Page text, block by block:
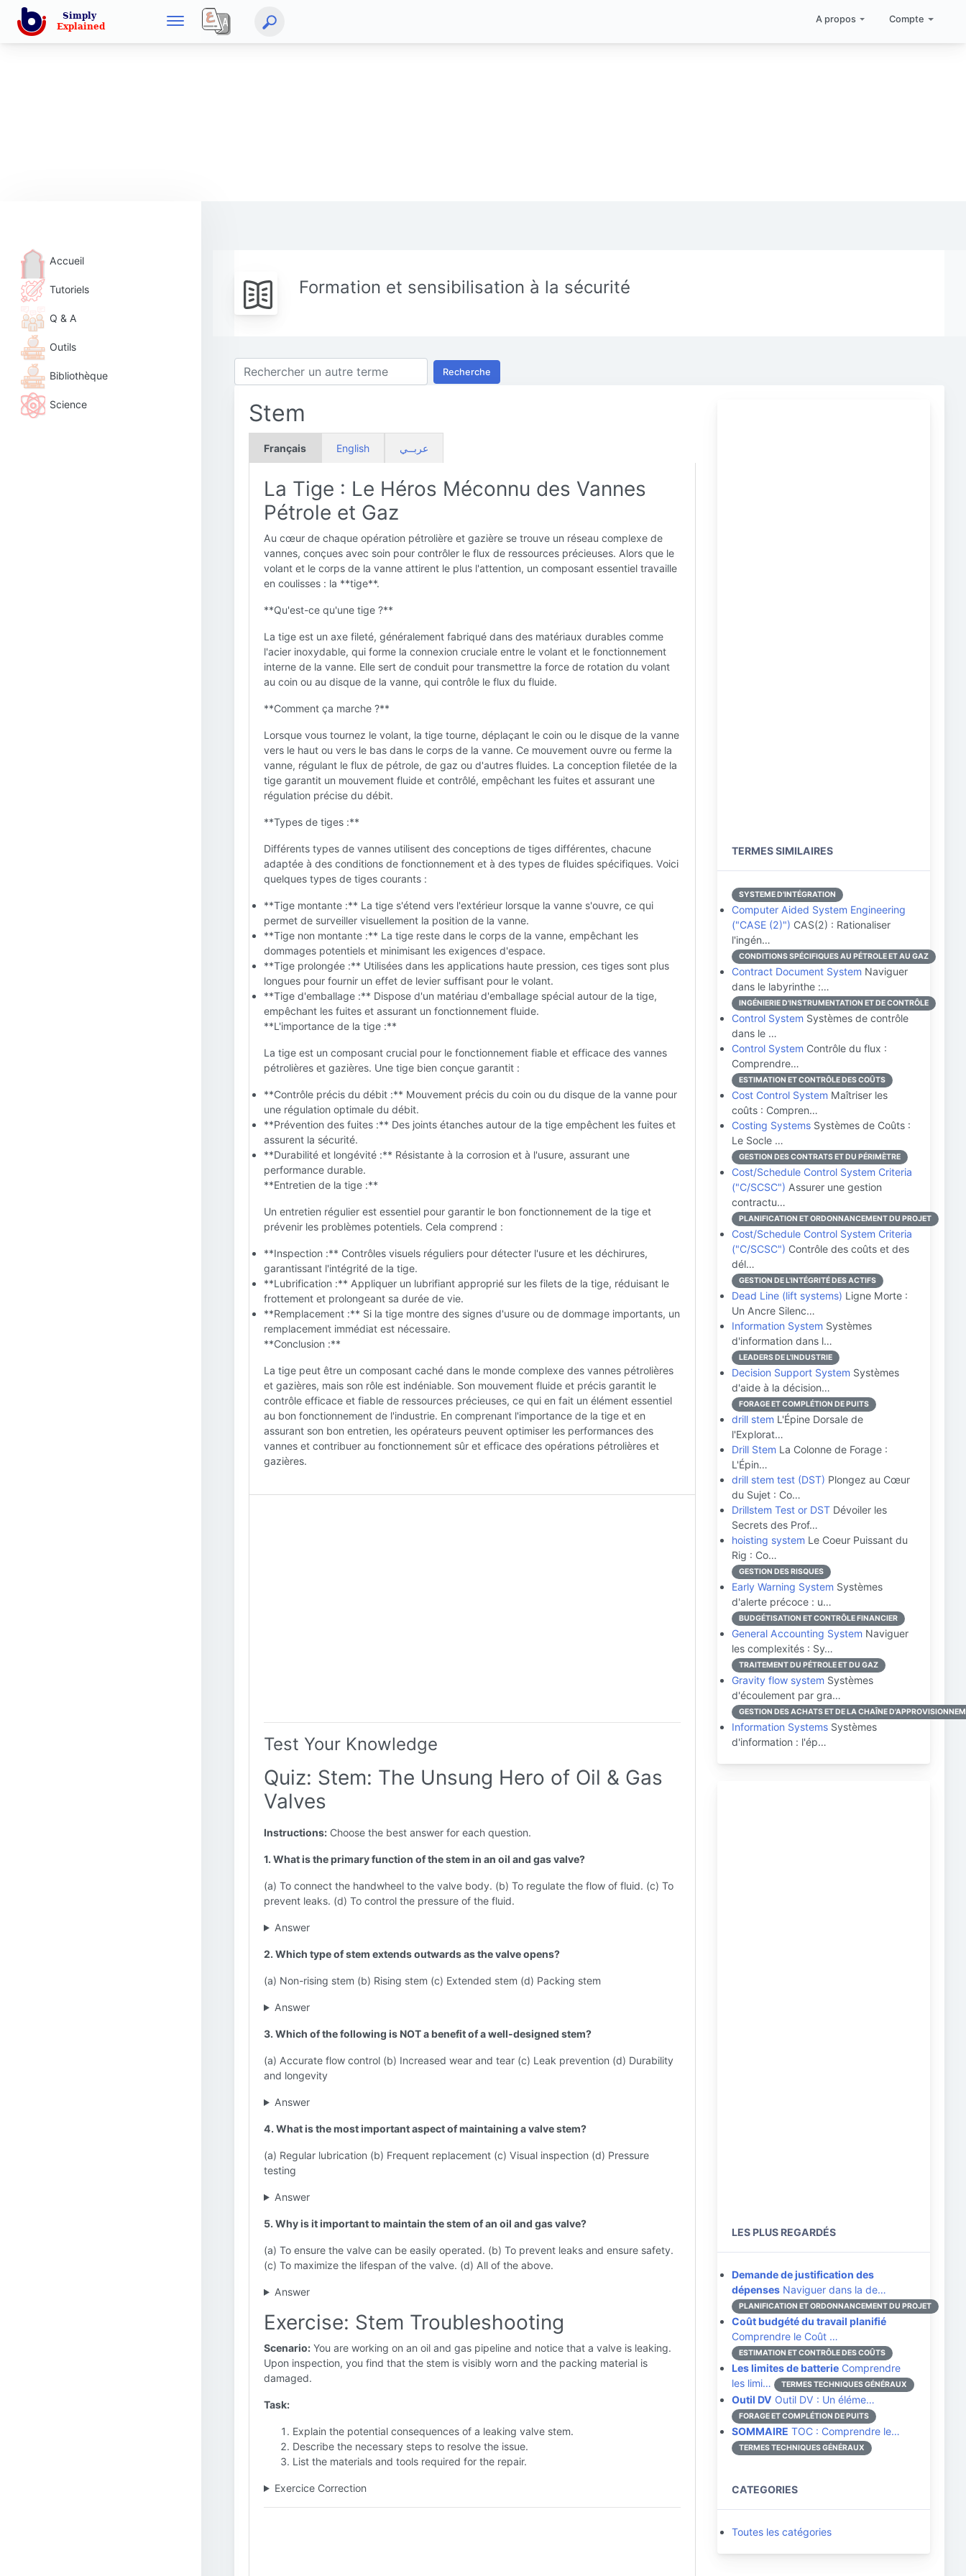
A propos Compte
Accueil
Tutoriels
Q & A
Outils
Bibliothèque
Science
Formation et sensibilisation à la sécurité
Recherche
Stem
Français English عربــي
La Tige : Le Héros Méconnu des Vannes
Pétrole et Gaz
Au cœur de chaque opération pétrolière et gazière se trouve un réseau complexe de
vannes, conçues avec soin pour contrôler le flux de ressources précieuses. Alors que le
volant et le corps de la vanne attirent le plus l'attention, un composant essentiel travaille
en coulisses : la **tige**.
**Qu'est-ce qu'une tige ?**
La tige est un axe fileté, généralement fabriqué dans des matériaux durables comme
l'acier inoxydable, qui forme la connexion cruciale entre le volant et le fonctionnement
interne de la vanne. Elle sert de conduit pour transmettre la force de rotation du volant
au coin ou au disque de la vanne, qui contrôle le flux du fluide.
**Comment ça marche ?**
Lorsque vous tournez le volant, la tige tourne, déplaçant le coin ou le disque de la vanne
vers le haut ou vers le bas dans le corps de la vanne. Ce mouvement ouvre ou ferme la
vanne, régulant le flux de pétrole, de gaz ou d'autres fluides. La conception filetée de la
tige garantit un mouvement fluide et contrôlé, empêchant les fuites et assurant une
régulation précise du débit.
**Types de tiges :**
Différents types de vannes utilisent des conceptions de tiges différentes, chacune
adaptée à des conditions de fonctionnement et à des types de fluides spécifiques. Voici
quelques types de tiges courants :
**Tige montante :** La tige s'étend vers l'extérieur lorsque la vanne s'ouvre, ce qui
permet de surveiller visuellement la position de la vanne.
**Tige non montante :** La tige reste dans le corps de la vanne, empêchant les
dommages potentiels et minimisant les exigences d'espace.
**Tige prolongée :** Utilisées dans les applications haute pression, ces tiges sont plus
longues pour fournir un effet de levier suffisant pour le volant.
**Tige d'emballage :** Dispose d'un matériau d'emballage spécial autour de la tige,
empêchant les fuites et assurant un fonctionnement fluide.
**L'importance de la tige :**
La tige est un composant crucial pour le fonctionnement fiable et efficace des vannes
pétrolières et gazières. Une tige bien conçue garantit :
**Contrôle précis du débit :** Mouvement précis du coin ou du disque de la vanne pour
une régulation optimale du débit.
**Prévention des fuites :** Des joints étanches autour de la tige empêchent les fuites et
assurent la sécurité.
**Durabilité et longévité :** Résistante à la corrosion et à l'usure, assurant une
performance durable.
**Entretien de la tige :**
Un entretien régulier est essentiel pour garantir le bon fonctionnement de la tige et
prévenir les problèmes potentiels. Cela comprend :
**Inspection :** Contrôles visuels réguliers pour détecter l'usure et les déchirures,
garantissant l'intégrité de la tige.
**Lubrification :** Appliquer un lubrifiant approprié sur les filets de la tige, réduisant le
frottement et prolongeant sa durée de vie.
**Remplacement :** Si la tige montre des signes d'usure ou de dommage importants, un
remplacement immédiat est nécessaire.
**Conclusion :**
La tige peut être un composant caché dans le monde complexe des vannes pétrolières
et gazières, mais son rôle est indéniable. Son mouvement fluide et précis garantit le
contrôle efficace et fiable de ressources précieuses, ce qui en fait un élément essentiel
au bon fonctionnement de l'industrie. En comprenant l'importance de la tige et en
assurant son bon entretien, les opérateurs peuvent optimiser les performances des
vannes et contribuer au fonctionnement sûr et efficace des opérations pétrolières et
gazières.
Test Your Knowledge
Quiz: Stem: The Unsung Hero of Oil & Gas
Valves
Instructions: Choose the best answer for each question.
1. What is the primary function of the stem in an oil and gas valve?
(a) To connect the handwheel to the valve body. (b) To regulate the flow of fluid. (c) To
prevent leaks. (d) To control the pressure of the fluid.
Answer
2. Which type of stem extends outwards as the valve opens?
(a) Non-rising stem (b) Rising stem (c) Extended stem (d) Packing stem
Answer
3. Which of the following is NOT a benefit of a well-designed stem?
(a) Accurate flow control (b) Increased wear and tear (c) Leak prevention (d) Durability
and longevity
Answer
4. What is the most important aspect of maintaining a valve stem?
(a) Regular lubrication (b) Frequent replacement (c) Visual inspection (d) Pressure
testing
Answer
5. Why is it important to maintain the stem of an oil and gas valve?
(a) To ensure the valve can be easily operated. (b) To prevent leaks and ensure safety.
(c) To maximize the lifespan of the valve. (d) All of the above.
Answer
Exercise: Stem Troubleshooting
Scenario: You are working on an oil and gas pipeline and notice that a valve is leaking.
Upon inspection, you find that the stem is visibly worn and the packing material is
damaged.
Task:
Explain the potential consequences of a leaking valve stem.
Describe the necessary steps to resolve the issue.
List the materials and tools required for the repair.
Exercice Correction
TERMES SIMILAIRES
SYSTEME D'INTÉGRATION
Computer Aided System Engineering
("CASE (2)") CAS(2) : Rationaliser
l'ingén…
CONDITIONS SPÉCIFIQUES AU PÉTROLE ET AU GAZ
Contract Document System Naviguer
dans le labyrinthe :…
INGÉNIERIE D'INSTRUMENTATION ET DE CONTRÔLE
Control System Systèmes de contrôle
dans le …
Control System Contrôle du flux :
Comprendre…
ESTIMATION ET CONTRÔLE DES COÛTS
Cost Control System Maîtriser les
coûts : Compren…
Costing Systems Systèmes de Coûts :
Le Socle …
GESTION DES CONTRATS ET DU PÉRIMÈTRE
Cost/Schedule Control System Criteria
("C/SCSC") Assurer une gestion
contractu…
PLANIFICATION ET ORDONNANCEMENT DU PROJET
Cost/Schedule Control System Criteria
("C/SCSC") Contrôle des coûts et des
dél…
GESTION DE L'INTÉGRITÉ DES ACTIFS
Dead Line (lift systems) Ligne Morte :
Un Ancre Silenc…
Information System Systèmes
d'information dans l…
LEADERS DE L'INDUSTRIE
Decision Support System Systèmes
d'aide à la décision…
FORAGE ET COMPLÉTION DE PUITS
drill stem L'Épine Dorsale de
l'Explorat…
Drill Stem La Colonne de Forage :
L'Épin…
drill stem test (DST) Plongez au Cœur
du Sujet : Co…
Drillstem Test or DST Dévoiler les
Secrets des Prof…
hoisting system Le Coeur Puissant du
Rig : Co…
GESTION DES RISQUES
Early Warning System Systèmes
d'alerte précoce : u…
BUDGÉTISATION ET CONTRÔLE FINANCIER
General Accounting System Naviguer
les complexités : Sy…
TRAITEMENT DU PÉTROLE ET DU GAZ
Gravity flow system Systèmes
d'écoulement par gra…
GESTION DES ACHATS ET DE LA CHAÎNE
Information Systems Systèmes
d'information : l'ép…
LES PLUS REGARDÉS
Demande de justification des
dépenses Naviguer dans la de…
PLANIFICATION ET ORDONNANCEMENT DU PROJET
Coût budgété du travail planifié
Comprendre le Coût …
ESTIMATION ET CONTRÔLE DES COÛTS
Les limites de batterie Comprendre
les limi…
TERMES TECHNIQUES GÉNÉRAUX
Outil DV Outil DV : Un éléme…
FORAGE ET COMPLÉTION DE PUITS
SOMMAIRE TOC : Comprendre le…
TERMES TECHNIQUES GÉNÉRAUX
CATEGORIES
Toutes les catégories